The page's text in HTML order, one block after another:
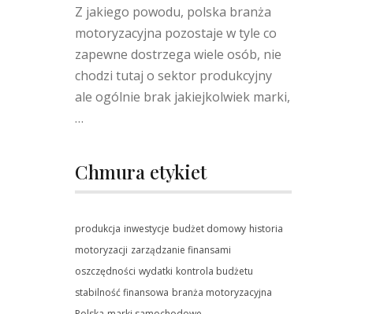
Z jakiego powodu, polska branża
motoryzacyjna pozostaje w tyle co
zapewne dostrzega wiele osób, nie
chodzi tutaj o sektor produkcyjny
ale ogólnie brak jakiejkolwiek marki,
…
Chmura etykiet
produkcja inwestycje budżet domowy historia
motoryzacji zarządzanie finansami
oszczędności wydatki kontrola budżetu
stabilność finansowa branża motoryzacyjna